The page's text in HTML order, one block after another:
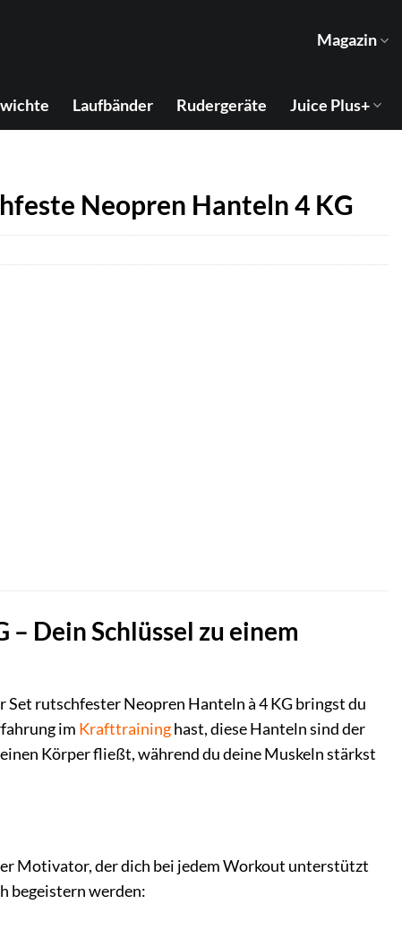
Magazin
Laufbänder Rudergeräte Juice Plus+
Neopren Hanteln 4 KG
Dein Schlüssel zu einem
Set rutschfester Neopren Hanteln à 4 KG bringst du
im Krafttraininghast, diese Hanteln sind der
Körper fließt, während du deine Muskeln stärkst
Motivator, der dich bei jedem Workout unterstützt
begeistern werden: